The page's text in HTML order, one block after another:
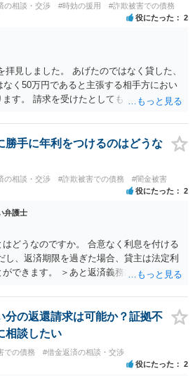
の相談・交渉 #時効の援用 #詐欺被害での債務
役にたった 2
見しました。 あげたのではなく貸した、
く50万円であると主張する相手方におい
す。 請求を受けたとしても、もらったも
請求があるまでは、こちらからアクション
います。
勝手に年利をつけるのはどうな
の相談・交渉 #詐欺被害での債務 #闇金被害
役にたった 2
弁護士
どうなのですか。 合意なく利息を付ける
し、返済期限を過ぎた場合、貸主は法定利
できます。 ＞あと返済義務はありますか
ませんし、勝手につけた利息は返済不要
分の返還請求は可能か？証拠不
相談したい
での債務 #借金返済の相談・交渉
役にたった 2